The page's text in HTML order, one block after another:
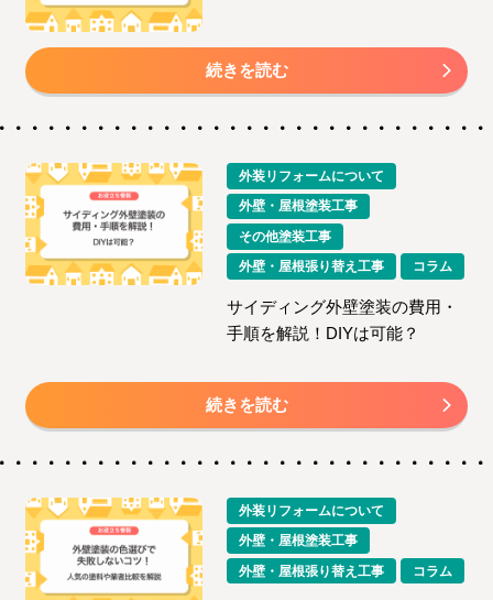
続きを読む
外装リフォームについて
外壁・屋根塗装工事
その他塗装工事
外壁・屋根張り替え工事
コラム
サイディング外壁塗装の費用・
手順を解説！DIYは可能？
続きを読む
外装リフォームについて
外壁・屋根塗装工事
外壁・屋根張り替え工事
コラム